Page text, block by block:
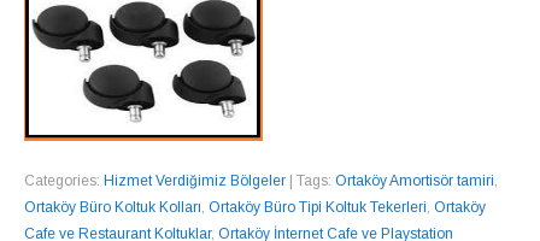
Categories: Hizmet Verdiğimiz Bölgeler | Tags: Ortaköy Amortisör tamiri,
Ortaköy Büro Koltuk Kolları, Ortaköy Büro Tipi Koltuk Tekerleri, Ortaköy
Cafe ve Restaurant Koltuklar, Ortaköy İnternet Cafe ve Playstation